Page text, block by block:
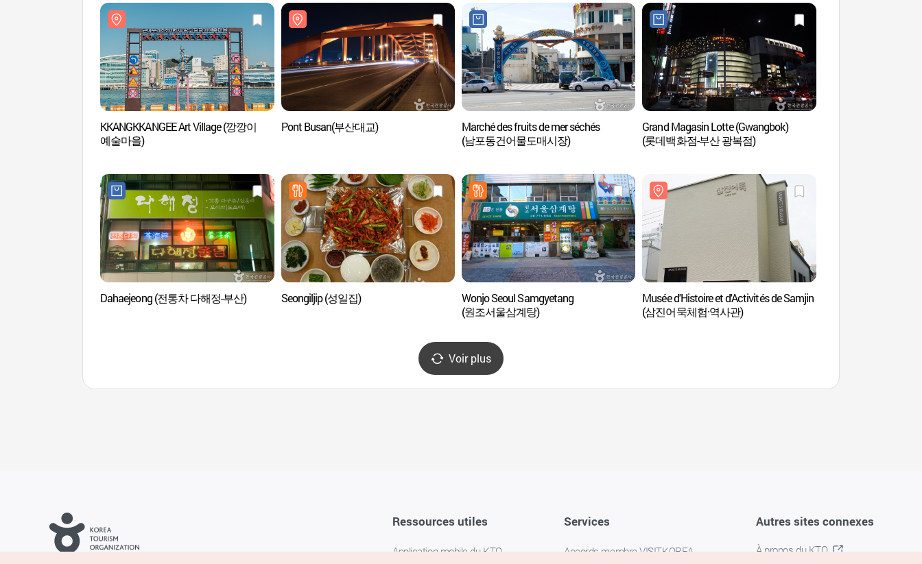
KKANGKKANGEE Art Village (깡깡이
예술마을)
Pont Busan(부산대교)
Marché des fruits de mer séchés
(남포동건어물도매시장)
Grand Magasin Lotte (Gwangbok)
(롯데백화점-부산 광복점)
Dahaejeong (전통차 다해정-부산) Seongiljip (성일집)
Wonjo Seoul Samgyetang
(원조서울삼계탕)
Musée d'Histoire et d'Activités de Samjin
(삼진어묵체험·역사관)
Voir plus
Ressources utiles
Application mobile du KTO
Services
Accords membre VISITKOREA
Autres sites connexes
À propos du KTO